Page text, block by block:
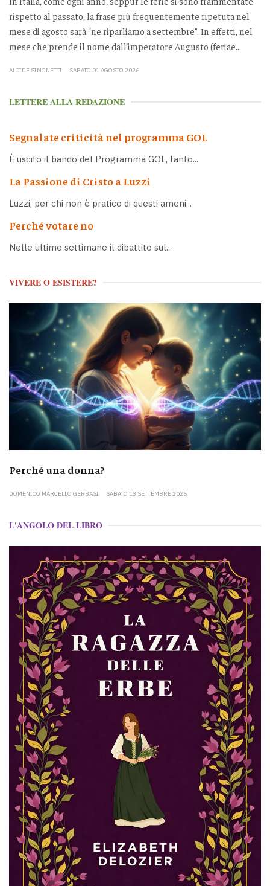
rispetto al passato, la frase più frequentemente ripetuta nel
mese di agosto sarà “ne riparliamo a settembre”. In effetti, nel
mese che prende il nome dall’imperatore Augusto (feriae...
ALCIDE SIMONETTI SABATO 01 AGOSTO 2026
LETTERE ALLA REDAZIONE
Segnalate criticità nel programma GOL
È uscito il bando del Programma GOL, tanto...
La Passione di Cristo a Luzzi
Luzzi, per chi non è pratico di questi ameni...
Perché votare no
Nelle ultime settimane il dibattito sul...
VIVERE O ESISTERE?
Perché una donna?
DOMENICO MARCELLO GERBASI SABATO 13 SETTEMBRE 2025
L'ANGOLO DEL LIBRO